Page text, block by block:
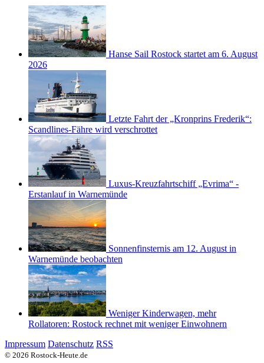
Hanse Sail Rostock startet am 6. August
2026
Letzte Fahrt der „Kronprins Frederik“:
Scandlines-Fähre wird verschrottet
Luxus-Kreuzfahrtschiff „Evrima“ -
Erstanlauf in Warnemünde
Sonnenfinsternis am 12. August in
Warnemünde beobachten
Weniger Kinderwagen, mehr
Rollatoren: Rostock rechnet mit weniger Einwohnern
Impressum Datenschutz RSS
© 2026 Rostock-Heute.de